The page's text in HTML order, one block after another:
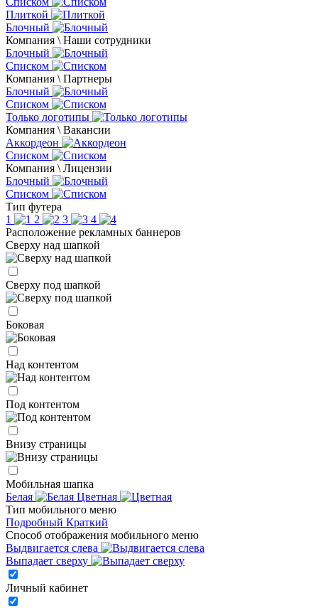
Плиткой
Блочный
Компания \ Наши сотрудники
Блочный
Списком
Компания \ Партнеры
Блочный
Списком
Только логотипы
Компания \ Вакансии
Аккордеон
Списком
Компания \ Лицензии
Блочный
Списком
Тип футера
1
2 3
4
Расположение рекламных баннеров
Сверху над шапкой
Сверху под шапкой
Боковая
Над контентом
Под контентом
Внизу страницы
Мобильная шапка
Белая
Цветная
Тип мобильного меню
Подробный Краткий
Способ отображения мобильного меню
Выдвигается слева
Выпадает сверху
Личный кабинет